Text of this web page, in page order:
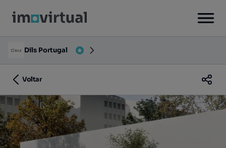
Dils Portugal
Voltar